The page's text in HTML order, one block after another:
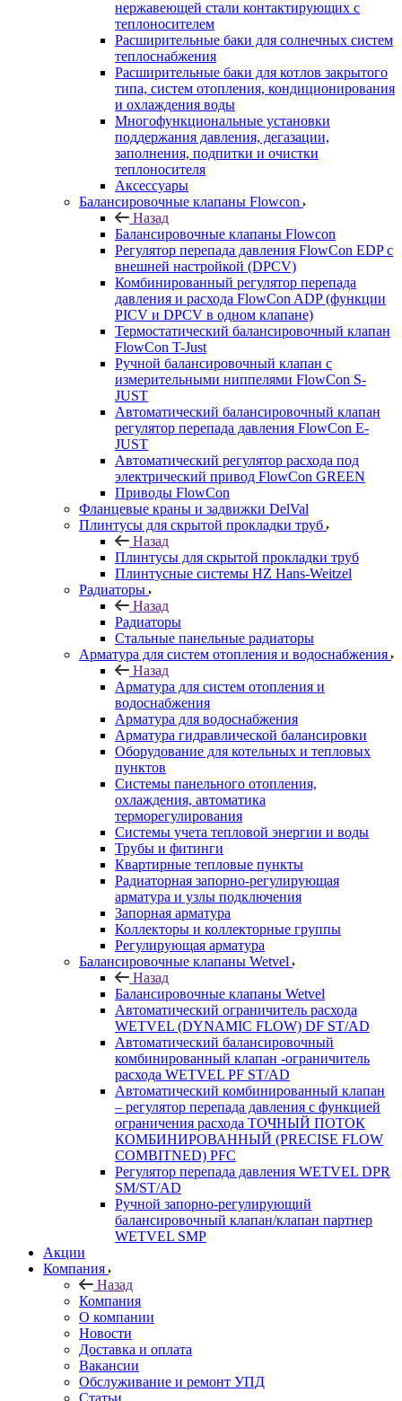
нержавеющей стали контактирующих с
теплоносителем
Расширительные баки для солнечных систем
теплоснабжения
Расширительные баки для котлов закрытого
типа, систем отопления, кондиционирования
и охлаждения воды
Многофункциональные установки
поддержания давления, дегазации,
заполнения, подпитки и очистки
теплоносителя
Аксессуары
Балансировочные клапаны Flowcon
Назад
Балансировочные клапаны Flowcon
Регулятор перепада давления FlowСon EDP с
внешней настройкой (DPCV)
Комбинированный регулятор перепада
давления и расхода FlowСon ADP (функции
PICV и DPCV в одном клапане)
Термостатический балансировочный клапан
FlowСon T-Just
Ручной балансировочный клапан с
измерительными ниппелями FlowСon S-
JUST
Автоматический балансировочный клапан
регулятор перепада давления FlowСon E-
JUST
Автоматический регулятор расхода под
электрический привод FlowСon GREEN
Приводы FlowCon
Фланцевые краны и задвижки DelVal
Плинтусы для скрытой прокладки труб
Назад
Плинтусы для скрытой прокладки труб
Плинтусные системы HZ Hans-Weitzel
Радиаторы
Назад
Радиаторы
Стальные панельные радиаторы
Арматура для систем отопления и водоснабжения
Назад
Арматура для систем отопления и
водоснабжения
Арматура для водоснабжения
Арматура гидравлической балансировки
Оборудование для котельных и тепловых
пунктов
Системы панельного отопления,
охлаждения, автоматика
терморегулирования
Системы учета тепловой энергии и воды
Трубы и фитинги
Квартирные тепловые пункты
Радиаторная запорно-регулирующая
арматура и узлы подключения
Запорная арматура
Коллекторы и коллекторные группы
Регулирующая арматура
Балансировочные клапаны Wetvel
Назад
Балансировочные клапаны Wetvel
Автоматический ограничитель расхода
WETVEL (DYNAMIC FLOW) DF ST/AD
Автоматический балансировочный
комбинированный клапан -ограничитель
расхода WETVEL PF ST/AD
Автоматический комбинированный клапан
– регулятор перепада давления с функцией
ограничения расхода ТОЧНЫЙ ПОТОК
КОМБИНИРОВАННЫЙ (PRECISE FLOW
COMBIТNED) PFC
Регулятор перепада давления WETVEL DPR
SM/ST/AD
Ручной запорно-регулирующий
балансировочный клапан/клапан партнер
WETVEL SMP
Акции
Компания
Назад
Компания
О компании
Новости
Доставка и оплата
Вакансии
Обслуживание и ремонт УПД
Статьи